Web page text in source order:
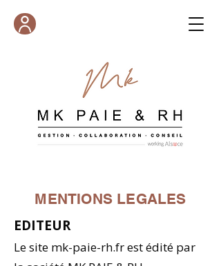
MENTIONS LEGALES
EDITEUR
Le site mk-paie-rh.fr est édité par